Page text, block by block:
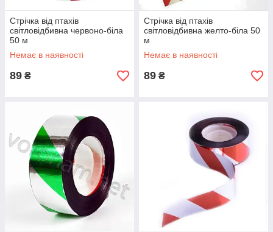
Стрічка від птахів
світловідбивна червоно-біла
50 м
Немає в наявності
89 ₴
Стрічка від птахів
світловідбивна желто-біла 50
м
Немає в наявності
89 ₴